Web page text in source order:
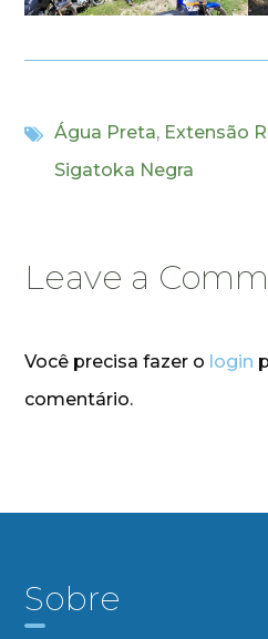
Água Preta, Extensão
Sigatoka Negra
Leave a
Você precisa fazer o login
comentário.
Sobre